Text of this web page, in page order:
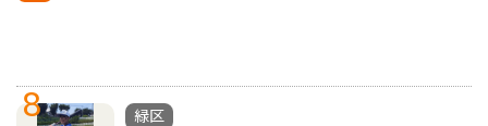
8
緑区